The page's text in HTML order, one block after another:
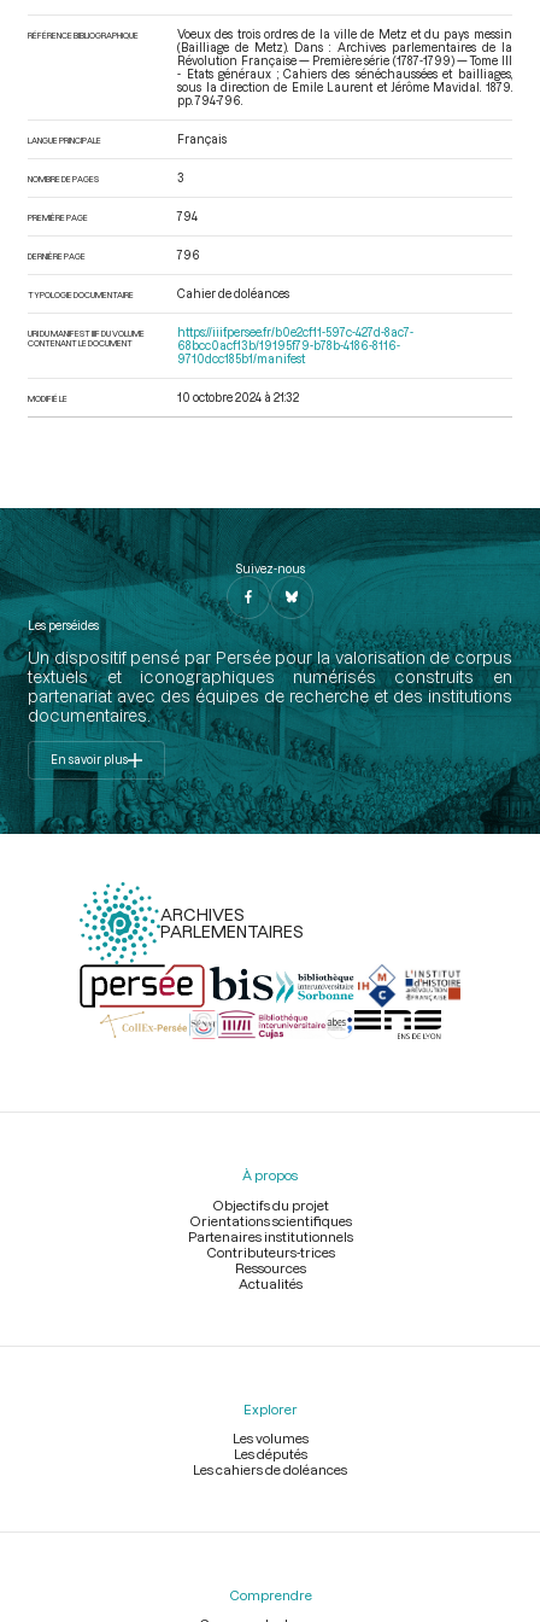
RÉFÉRENCE BIBLIOGRAPHIQUE
Voeux des trois ordres de la ville de Metz et du pays messin
(Bailliage de Metz). Dans : Archives parlementaires de la
Révolution Française — Première série (1787-1799) — Tome III
- Etats généraux ; Cahiers des sénéchaussées et bailliages,
sous la direction de Emile Laurent et Jérôme Mavidal. 1879.
pp. 794-796.
LANGUE PRINCIPALE Français
NOMBRE DE PAGES 3
PREMIÈRE PAGE 794
DERNIÈRE PAGE 796
TYPOLOGIE DOCUMENTAIRE Cahier de doléances
URI DU MANIFEST IIIF DU VOLUME
CONTENANT LE DOCUMENT
https://iiif.persee.fr/b0e2cf11-597c-427d-8ac7-
68bcc0acf13b/19195f79-b78b-4186-8116-
9710dcc185b1/manifest
MODIFIÉ LE 10 octobre 2024 à 21:32
Suivez-nous
Les perséides
Un dispositif pensé par Persée pour la valorisation de corpus
textuels et iconographiques numérisés construits en
partenariat avec des équipes de recherche et des institutions
documentaires.
En savoir plus
ARCHIVES
PARLEMENTAIRES
Menu
À propos
Objectifs du projet
Orientations scientifiques
Partenaires institutionnels
Contributeurs-trices
Ressources
Actualités
Explorer
Les volumes
Les députés
Les cahiers de doléances
Comprendre